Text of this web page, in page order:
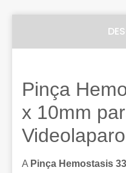
Pinça
x 10mm
A Pinça Hemostasis